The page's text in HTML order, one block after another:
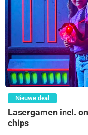
Nieuwe deal
Lasergamen incl.
chips